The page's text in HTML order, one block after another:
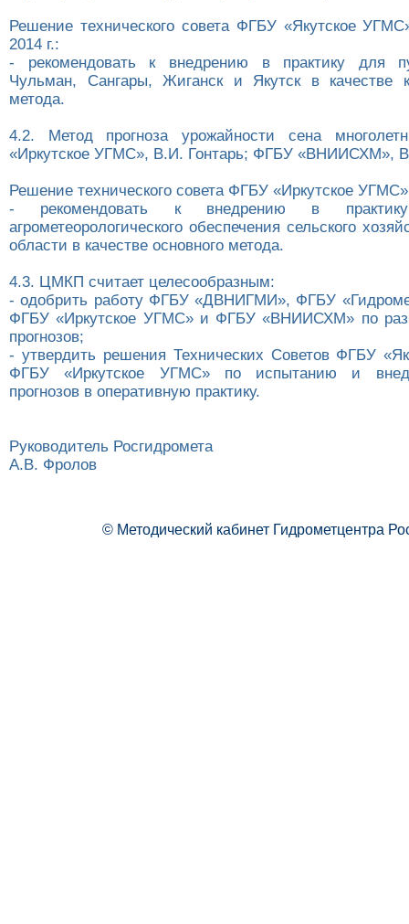
Решение технического совета ФГБУ «Якутское
2014 г.:
- рекомендовать к внедрению в практику для
Чульман, Сангары, Жиганск и Якутск в качестве
метода.
4.2. Метод прогноза урожайности сена
«Иркутское УГМС», В.И. Гонтарь; ФГБУ «ВНИИСХМ»,
Решение технического совета ФГБУ «Иркутское
- рекомендовать к внедрению в практику
агрометеорологического обеспечения сельского
области в качестве основного метода.
4.3. ЦМКП считает целесообразным:
- одобрить работу ФГБУ «ДВНИГМИ», ФГБУ
ФГБУ «Иркутское УГМС» и ФГБУ «ВНИИСХМ» по
прогнозов;
- утвердить решения Технических Советов ФГБУ
ФГБУ «Иркутское УГМС» по испытанию и
прогнозов в оперативную практику.
Руководитель Росгидромета
А.В. Фролов
© Методический кабинет Гидрометцентра